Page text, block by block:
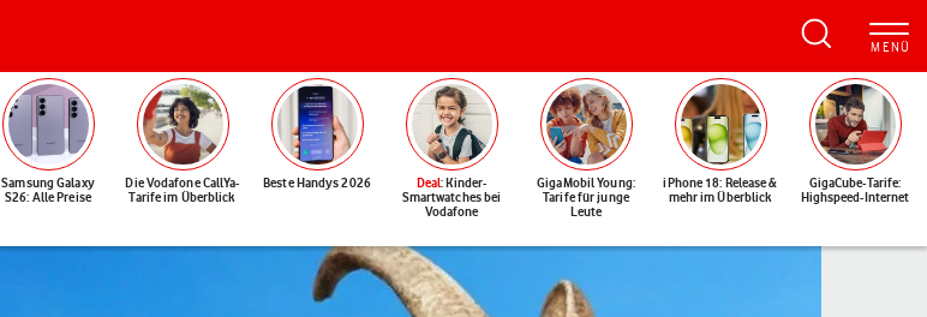
Samsung Galaxy
S26: Alle Preise
Die Vodafone CallYa-
Tarife im Überblick
Beste Handys 2026 Deal: Kinder-
Smartwatches bei
Vodafone
GigaMobil Young:
Tarife für junge
Leute
iPhone 18: Release &
mehr im Überblick
GigaCube-Tarife:
Highspeed-Internet